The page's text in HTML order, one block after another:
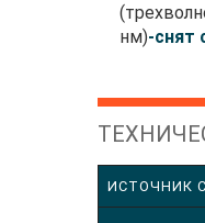
нм)-снят
ИСТОЧНИК